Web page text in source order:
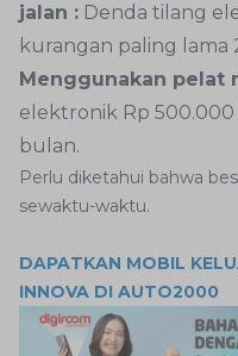
jalan : Denda tilang
kurangan paling lama
Menggunakan pelat
elektronik Rp
bulan.
Perlu diketahui bahwa
sewaktu-waktu.
DAPATKAN MOBIL
INNOVA DI AUTO2000